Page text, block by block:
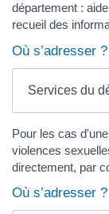
département :
recueil des
Où s’adresser ?
Services du
Pour les cas
violences
directement, par
Où s’adresser ?